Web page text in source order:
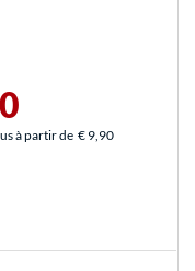
à partir de € 9,90